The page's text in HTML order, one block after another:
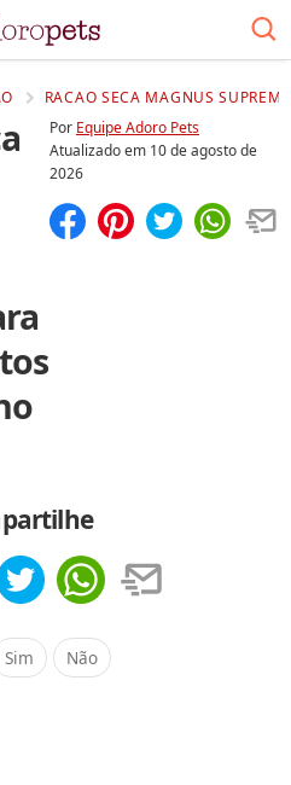
RACAO SECA MAGNUS
Por Equipe Adoro Pets
Atualizado em 10 de agosto de
2026
Sim Não